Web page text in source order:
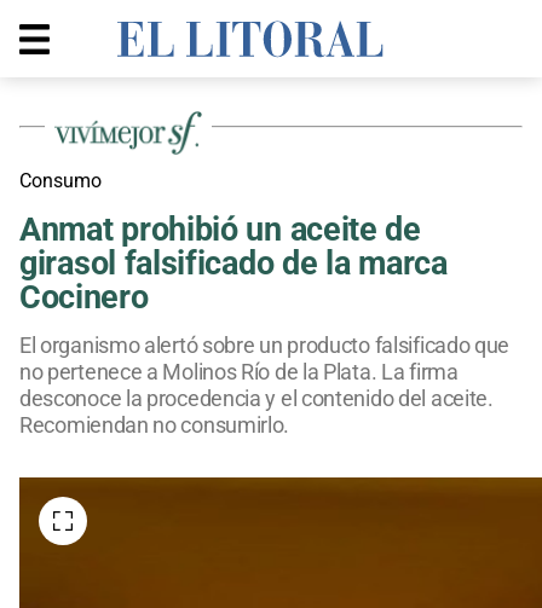
Consumo
Anmat prohibió un aceite de
girasol falsificado de la marca
Cocinero
El organismo alertó sobre un producto falsificado que
no pertenece a Molinos Río de la Plata. La firma
desconoce la procedencia y el contenido del aceite.
Recomiendan no consumirlo.